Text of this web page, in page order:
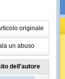
originale
un abuso
dell'autore